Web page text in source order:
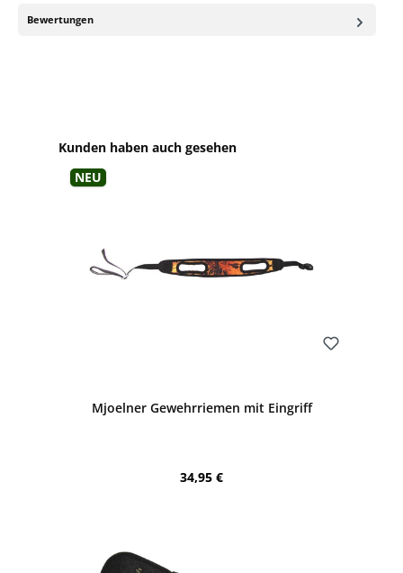
Bewertungen
Produktgalerie überspringen
Kunden haben auch gesehen
Neu
Mjoelner Gewehrriemen mit Eingriff
Regulärer Preis:
34,95 €